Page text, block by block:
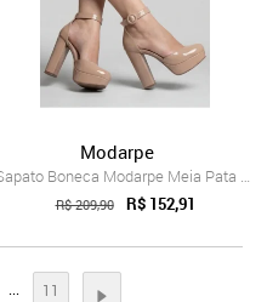
Modarpe
Sapato Boneca Modarpe Meia Pata Salto Gr...
R$ 209,90 R$ 152,91
11